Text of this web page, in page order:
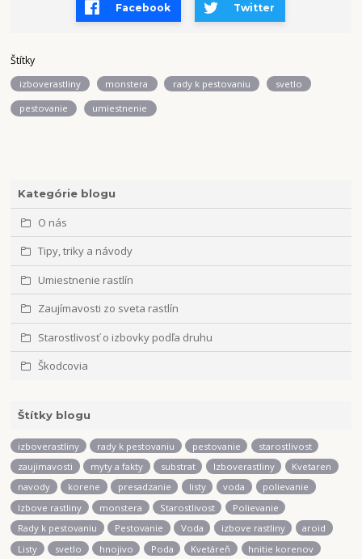
Kategórie blogu
O nás
Tipy, triky a návody
Umiestnenie rastlín
Zaujímavosti zo sveta rastlín
Starostlivosť o izbovky podľa druhu
Škodcovia
Štítky blogu
izboverastliny rady k pestovaniu pestovanie
starostlivost
zaujimavosti
myty a fakty substrat Izboverastliny
Kvetaren
navody
korene presadzanie listy voda
polievanie
Izbove rastliny
monstera Starostlivost
Polievanie
Rady k pestovaniu
Pestovanie Voda izbove rastliny
aroid
Listy
svetlo hnojivo Poda Kvetáreň hnitie korenov
Facebook Twitter
Štítky
izboverastliny monstera rady k pestovaniu svetlo
pestovanie umiestnenie